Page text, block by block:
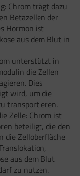
Chrom trägt dazu
Betazellen der
Hormon ist
aus dem Blut in
unterstützt in
die Zellen
Dies
wird, um die
transportieren.
Zelle: Chrom ist
beteiligt, die den
die Zelloberfläche
aus dem Blut
zu nutzen.